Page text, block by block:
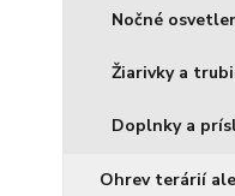
Nočné
Žiarivky a
Doplnky a
Ohrev terárií